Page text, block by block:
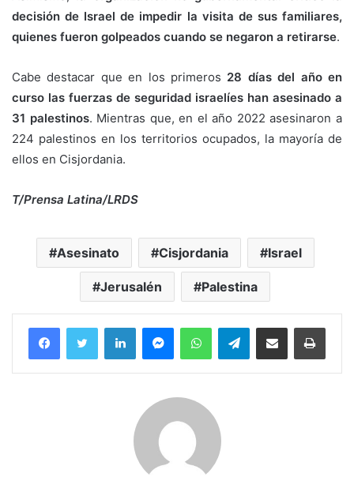
decisión de Israel de impedir la visita de sus familiares,
quienes fueron golpeados cuando se negaron a retirarse.
Cabe destacar que en los primeros 28 días del año en
curso las fuerzas de seguridad israelíes han asesinado a
31 palestinos. Mientras que, en el año 2022 asesinaron a
224 palestinos en los territorios ocupados, la mayoría de
ellos en Cisjordania.
T/Prensa Latina/LRDS
Asesinato Cisjordania Israel
Jerusalén Palestina
FacebookTwitter LinkedInMessengerWhatsAppTelegramCompartir por correo electrónico